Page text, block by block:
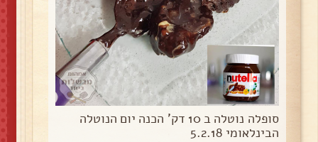
סופלה נוטלה ב 10 דק' הכנה יום הנוטלה
הבינלאומי 5.2.18